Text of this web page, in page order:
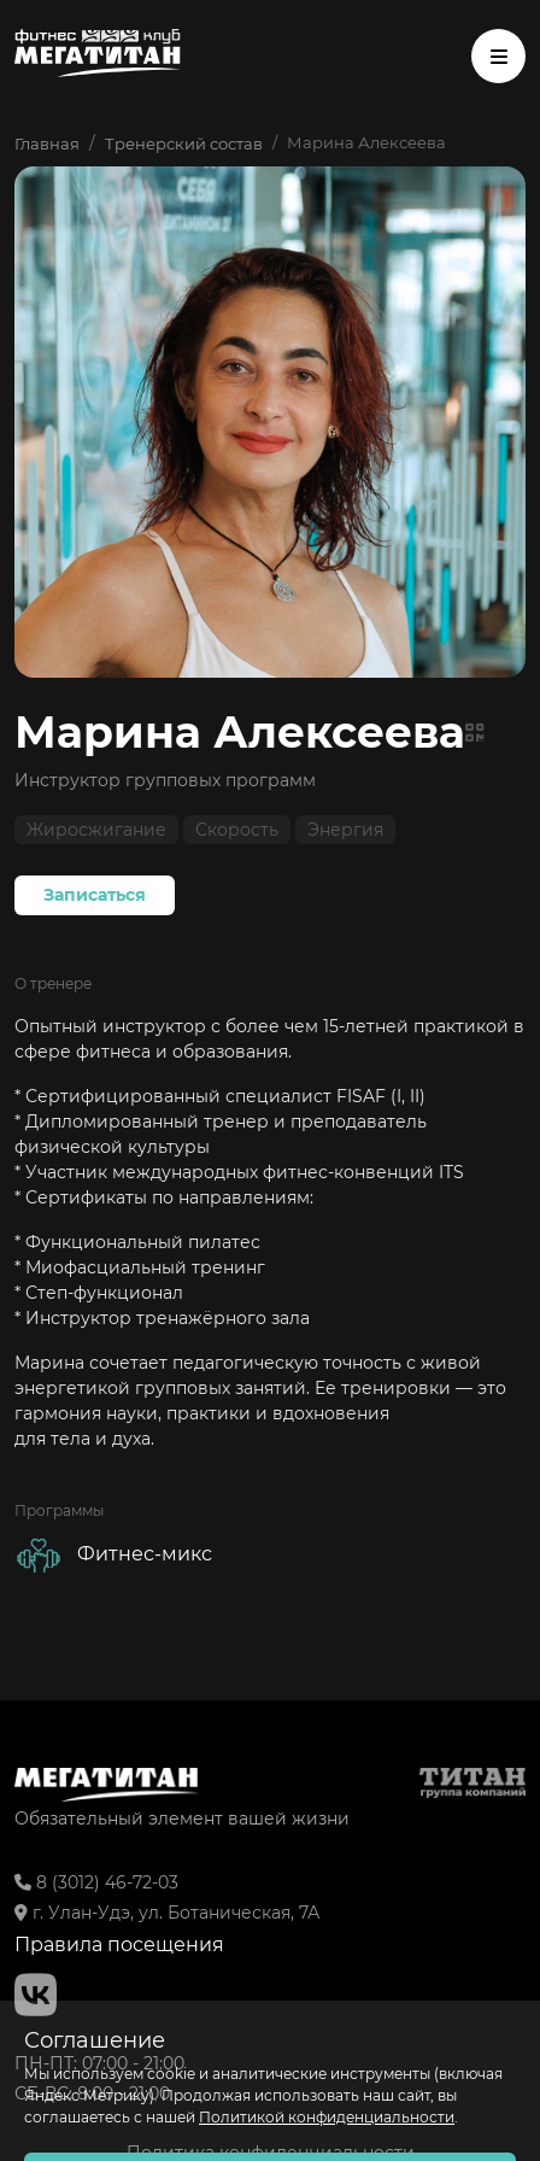
Главная Тренерский состав Марина Алексеева
Марина Алексеева
Скачать QR-код
Инструктор групповых программ
Жиросжигание Скорость Энергия
Записаться
О тренере
Опытный инструктор с более чем 15-летней практикой в
сфере фитнеса и образования.
* Сертифицированный специалист FISAF (I, II)
* Дипломированный тренер и преподаватель
физической культуры
* Участник международных фитнес-конвенций ITS
* Сертификаты по направлениям:
* Функциональный пилатес
* Миофасциальный тренинг
* Степ-функционал
* Инструктор тренажёрного зала
Марина сочетает педагогическую точность с живой
энергетикой групповых занятий. Ее тренировки — это
гармония науки, практики и вдохновения
для тела и духа.
Программы
Фитнес-микс
Соглашение
Мы используем cookie и аналитические инструменты (включая
Яндекс Метрику). Продолжая использовать наш сайт, вы
соглашаетесь с нашей Политикой конфиденциальности.
Обязательный элемент вашей жизни
8 (3012) 46-72-03
г. Улан-Удэ, ул. Ботаническая, 7А
Правила посещения
ПН-ПТ: 07:00 - 21:00
СБ-ВС: 8:00 - 21:00
Политика конфиденциальности